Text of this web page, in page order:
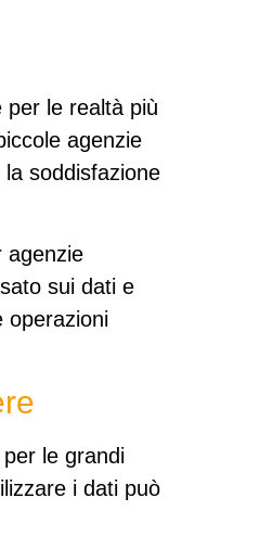
per le realtà più
agenzie
soddisfazione
agenzie
sui dati e
operazioni
le grandi
i dati può